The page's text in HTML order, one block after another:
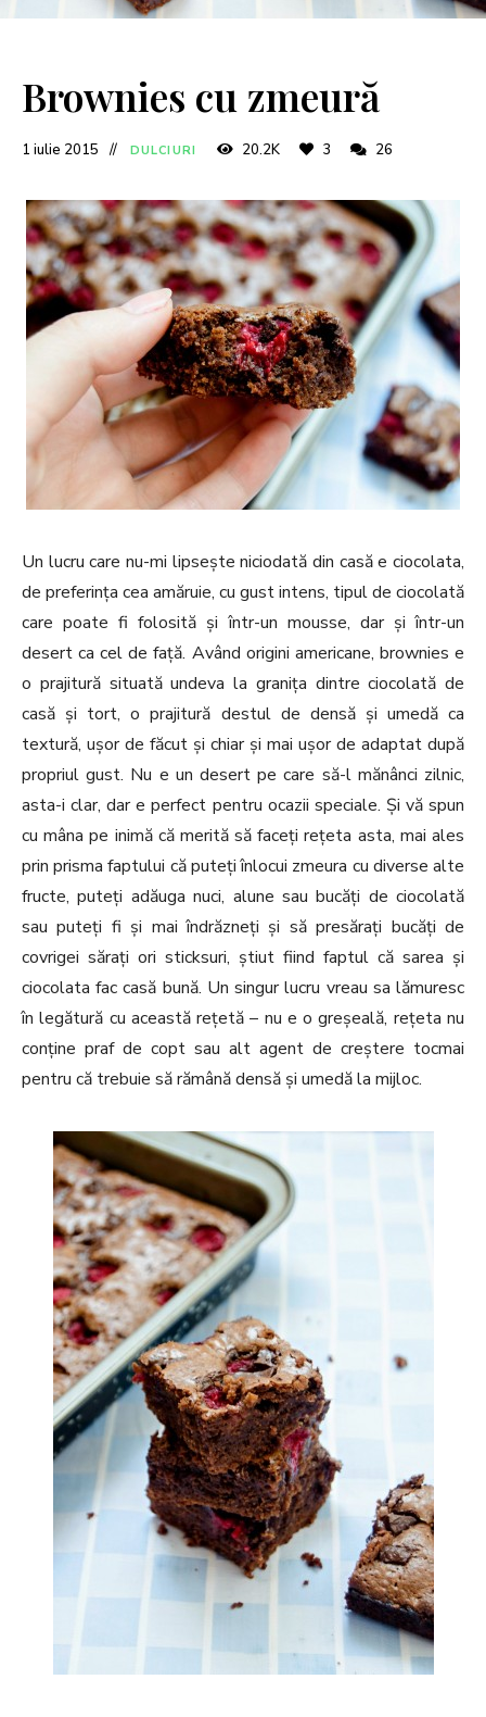
Brownies cu zmeură
1 iulie 2015 DULCIURI 20.2K 3 26
Un lucru care nu-mi lipsește niciodată din casă e ciocolata,
de preferința cea amăruie, cu gust intens, tipul de ciocolată
care poate fi folosită și într-un mousse, dar și într-un
desert ca cel de față. Având origini americane, brownies e
o prajitură situată undeva la granița dintre ciocolată de
casă și tort, o prajitură destul de densă și umedă ca
textură, ușor de făcut și chiar și mai ușor de adaptat după
propriul gust. Nu e un desert pe care să-l mănânci zilnic,
asta-i clar, dar e perfect pentru ocazii speciale. Și vă spun
cu mâna pe inimă că merită să faceți rețeta asta, mai ales
prin prisma faptului că puteți înlocui zmeura cu diverse alte
fructe, puteți adăuga nuci, alune sau bucăți de ciocolată
sau puteți fi și mai îndrăzneți și să presărați bucăți de
covrigei sărați ori sticksuri, știut fiind faptul că sarea și
ciocolata fac casă bună. Un singur lucru vreau sa lămuresc
în legătură cu această rețetă – nu e o greșeală, rețeta nu
conține praf de copt sau alt agent de creștere tocmai
pentru că trebuie să rămână densă și umedă la mijloc.